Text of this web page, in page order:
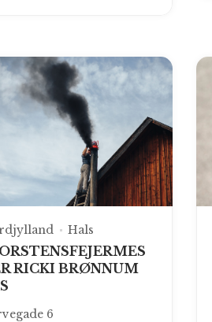
Hals
RICKI BRØNNUM
6